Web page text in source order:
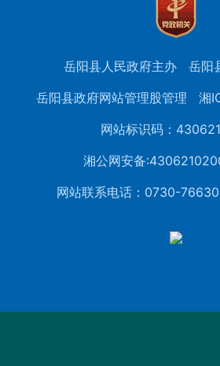
岳阳县人民政府主办
岳阳
岳阳县政府网站管理股管理
湘
网站标识码：
湘公网安备
网站联系电话：0730-